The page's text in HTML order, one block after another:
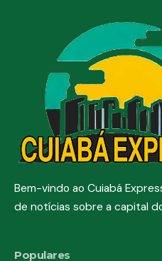
Bem-vindo ao Cuiabá
de notícias sobre a capital
Populares